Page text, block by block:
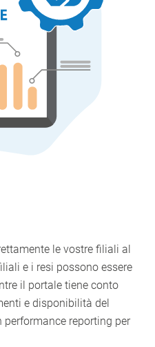
le vostre filiali al
e i resi possono essere
il portale tiene conto
e disponibilità del
reporting per